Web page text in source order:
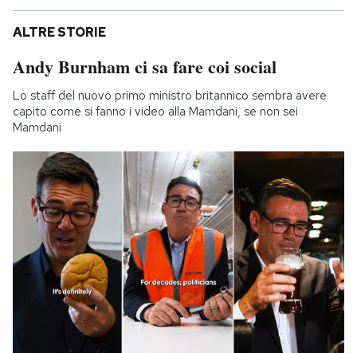
ALTRE STORIE
Andy Burnham ci sa fare coi social
Lo staff del nuovo primo ministro britannico sembra avere
capito come si fanno i video alla Mamdani, se non sei
Mamdani